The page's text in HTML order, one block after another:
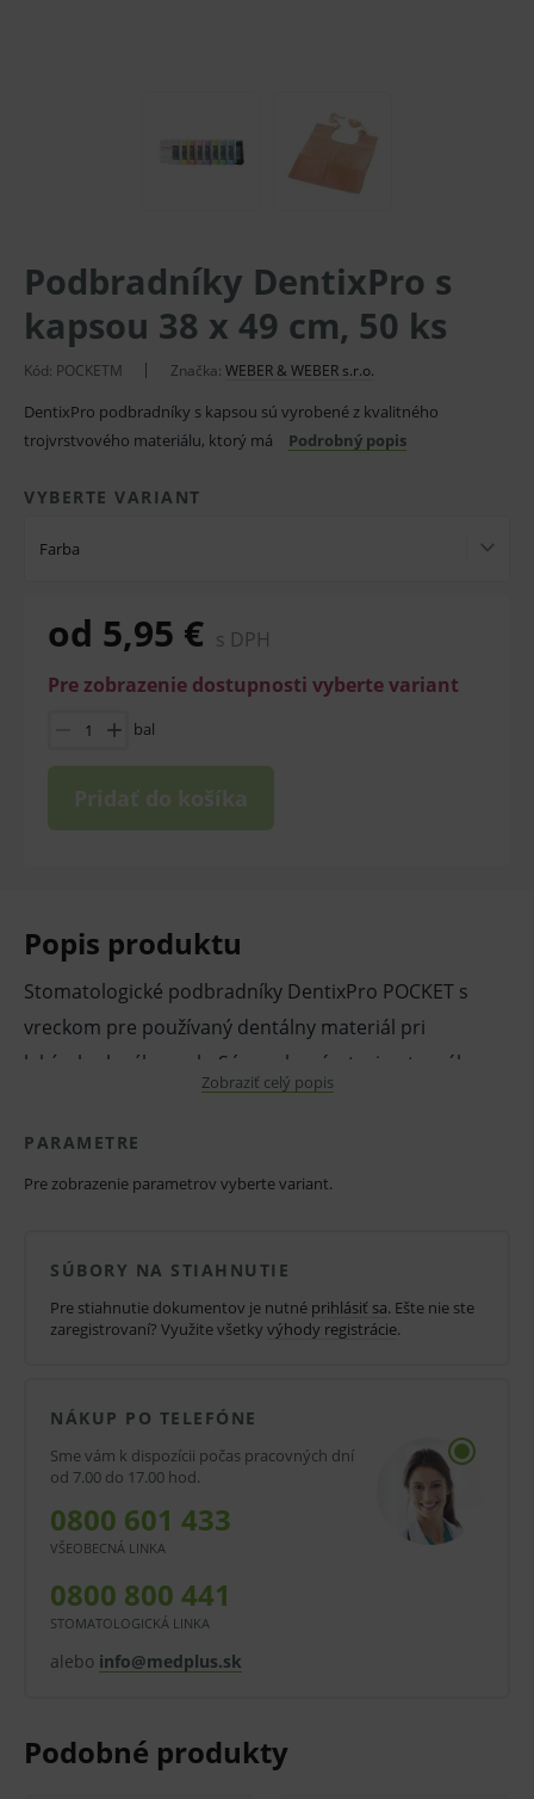
Podbradníky DentixPro s
kapsou 38 x 49 cm, 50 ks
Kód: POCKETM Značka: WEBER & WEBER s.r.o.
DentixPro podbradníky s kapsou sú vyrobené z kvalitného
trojvrstvového materiálu, ktorý má
Podrobný popis
VYBERTE VARIANT
Farba
od 5,95 € s DPH
Pre zobrazenie dostupnosti vyberte variant
bal
Pridať do košíka
Popis produktu
Stomatologické podbradníky DentixPro POCKET s
vreckom pre používaný dentálny materiál pri
lekárskych výkonoch. Sú vyrobené z trojvrstvového
materiálu, a teda dvoch papierových vrstiev a jednej
vrstvy fólie. Slúži ako ochrana dekoltu aj ramien
Vlastnosti a výhody:
Podbradníky s vreckom.
Nepriepustné.
Hmotnosť 54 g/m .
Rôzne farby.
Balenie:
Predaj po celom balení.
V balení 50 ks.
V prípade porušenia zapečateného obalu tohto
Zobraziť celý popis
PARAMETRE
Pre zobrazenie parametrov vyberte variant.
SÚBORY NA STIAHNUTIE
Pre stiahnutie dokumentov je nutné prihlásiť sa. Ešte nie ste
zaregistrovaní? Využite všetky výhody registrácie.
NÁKUP PO TELEFÓNE
Sme vám k dispozícii počas pracovných dní
od 7.00 do 17.00 hod.
0800 601 433
VŠEOBECNÁ LINKA
0800 800 441
STOMATOLOGICKÁ LINKA
alebo info@medplus.sk